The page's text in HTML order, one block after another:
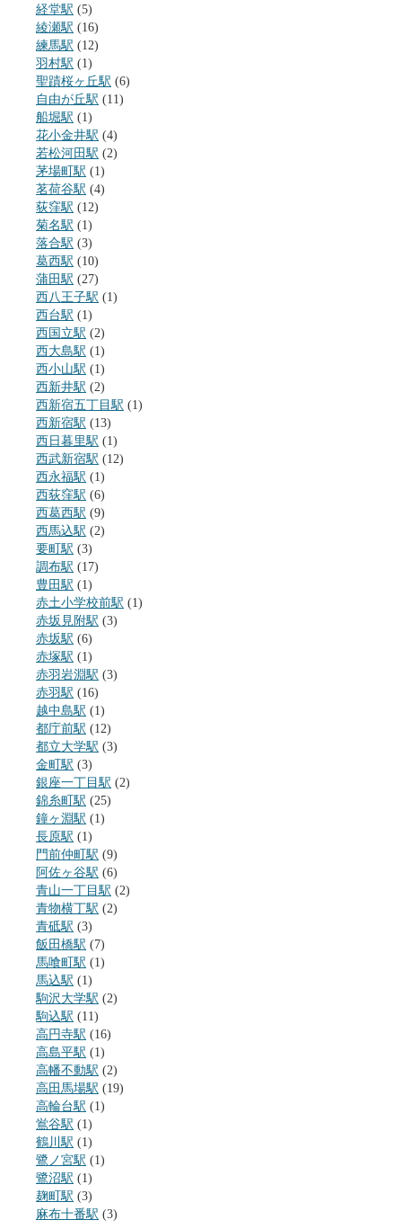
経堂駅 (5)
綾瀬駅 (16)
練馬駅 (12)
羽村駅 (1)
聖蹟桜ヶ丘駅 (6)
自由が丘駅 (11)
船堀駅 (1)
花小金井駅 (4)
若松河田駅 (2)
茅場町駅 (1)
茗荷谷駅 (4)
荻窪駅 (12)
菊名駅 (1)
落合駅 (3)
葛西駅 (10)
蒲田駅 (27)
西八王子駅 (1)
西台駅 (1)
西国立駅 (2)
西大島駅 (1)
西小山駅 (1)
西新井駅 (2)
西新宿五丁目駅 (1)
西新宿駅 (13)
西日暮里駅 (1)
西武新宿駅 (12)
西永福駅 (1)
西荻窪駅 (6)
西葛西駅 (9)
西馬込駅 (2)
要町駅 (3)
調布駅 (17)
豊田駅 (1)
赤土小学校前駅 (1)
赤坂見附駅 (3)
赤坂駅 (6)
赤塚駅 (1)
赤羽岩淵駅 (3)
赤羽駅 (16)
越中島駅 (1)
都庁前駅 (12)
都立大学駅 (3)
金町駅 (3)
銀座一丁目駅 (2)
錦糸町駅 (25)
鐘ヶ淵駅 (1)
長原駅 (1)
門前仲町駅 (9)
阿佐ヶ谷駅 (6)
青山一丁目駅 (2)
青物横丁駅 (2)
青砥駅 (3)
飯田橋駅 (7)
馬喰町駅 (1)
馬込駅 (1)
駒沢大学駅 (2)
駒込駅 (11)
高円寺駅 (16)
高島平駅 (1)
高幡不動駅 (2)
高田馬場駅 (19)
高輪台駅 (1)
鴬谷駅 (1)
鶴川駅 (1)
鷺ノ宮駅 (1)
鷺沼駅 (1)
麹町駅 (3)
麻布十番駅 (3)